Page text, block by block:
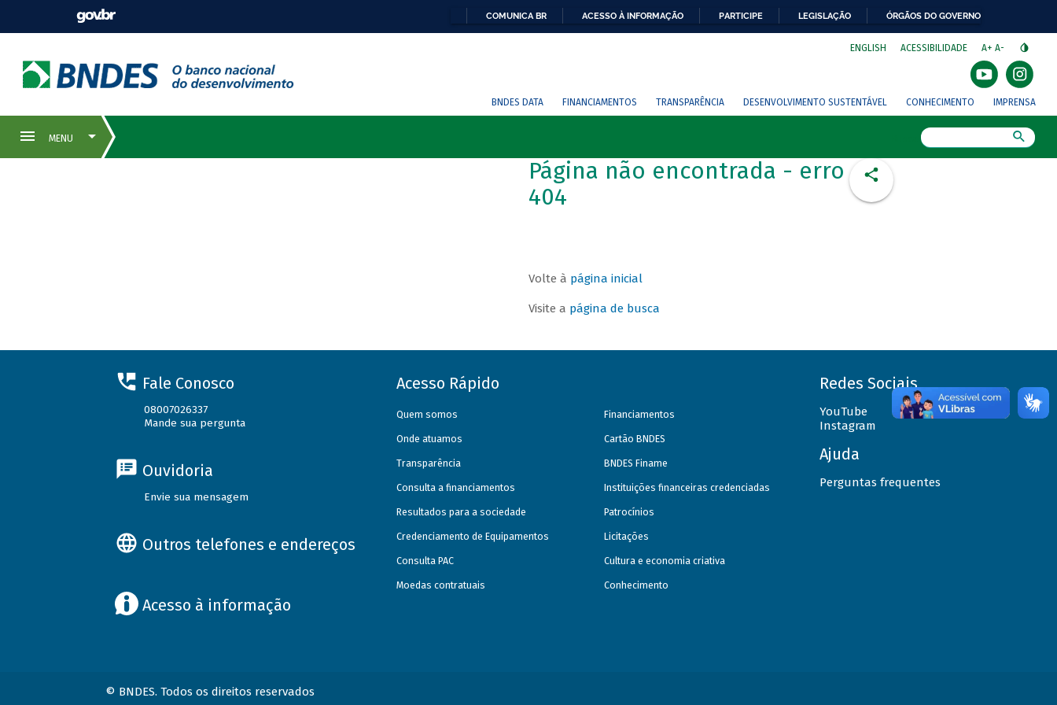
COMUNICA BR ACESSO À INFORMAÇÃO PARTICIPE LEGISLAÇÃO ÓRGÃOS DO GOVERNO
ENGLISH ACESSIBILIDADE A+ A-
BNDES DATA FINANCIAMENTOS TRANSPARÊNCIA DESENVOLVIMENTO SUSTENTÁVEL CONHECIMENTO IMPRENSA
Página não encontrada - erro
404
Volte à página inicial
Visite a página de busca
Fale Conosco
08007026337
Mande sua pergunta
Ouvidoria
Envie sua mensagem
Outros telefones e endereços
Acesso à informação
Acesso Rápido
Quem somos
Onde atuamos
Transparência
Consulta a financiamentos
Resultados para a sociedade
Credenciamento de Equipamentos
Consulta PAC
Moedas contratuais
Financiamentos
Cartão BNDES
BNDES Finame
Instituições financeiras credenciadas
Patrocínios
Licitações
Cultura e economia criativa
Conhecimento
Redes Sociais
YouTube
Instagram
Ajuda
Perguntas frequentes
© BNDES. Todos os direitos reservados